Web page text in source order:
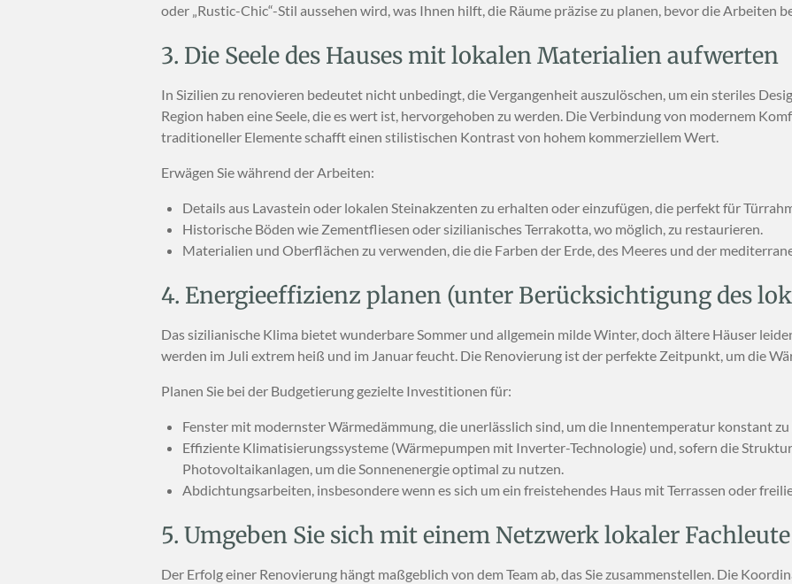
oder „Rustic-Chic“-Stil aussehen wird, was Ihnen hilft, die Räume präzise zu planen, bevor die Arbeiten
3. Die Seele des Hauses mit lokalen Materialien aufwerten
In Sizilien zu renovieren bedeutet nicht unbedingt, die Vergangenheit auszulöschen, um ein steriles
Region haben eine Seele, die es wert ist, hervorgehoben zu werden. Die Verbindung von modernem
traditioneller Elemente schafft einen stilistischen Kontrast von hohem kommerziellem Wert.
Erwägen Sie während der Arbeiten:
Details aus Lavastein oder lokalen Steinakzenten zu erhalten oder einzufügen, die perfekt für
Historische Böden wie Zementfliesen oder sizilianisches Terrakotta, wo möglich, zu restaurieren.
Materialien und Oberflächen zu verwenden, die die Farben der Erde, des Meeres und der
4. Energieeffizienz planen (unter Berücksichtigung des
Das sizilianische Klima bietet wunderbare Sommer und allgemein milde Winter, doch ältere Häuser
werden im Juli extrem heiß und im Januar feucht. Die Renovierung ist der perfekte Zeitpunkt, um die
Planen Sie bei der Budgetierung gezielte Investitionen für:
Fenster mit modernster Wärmedämmung, die unerlässlich sind, um die Innentemperatur konstant
Effiziente Klimatisierungssysteme (Wärmepumpen mit Inverter-Technologie) und, sofern die
Photovoltaikanlagen, um die Sonnenenergie optimal zu nutzen.
Abdichtungsarbeiten, insbesondere wenn es sich um ein freistehendes Haus mit Terrassen oder
5. Umgeben Sie sich mit einem Netzwerk lokaler Fachleute
Der Erfolg einer Renovierung hängt maßgeblich von dem Team ab, das Sie zusammenstellen. Die